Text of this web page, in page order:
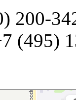
200-
(495)